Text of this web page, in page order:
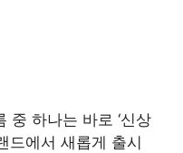
중 하나는 바로 ‘신상
드에서 새롭게 출시